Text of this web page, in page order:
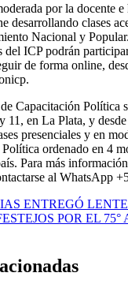
por la docente
desarrollando clases
Nacional y
del ICP podrán
de forma online,
Capacitación Política
11, en La Plata, y
presenciales y en
ordenado en 4
Para más
al WhatsApp
ENTREGÓ
POR EL